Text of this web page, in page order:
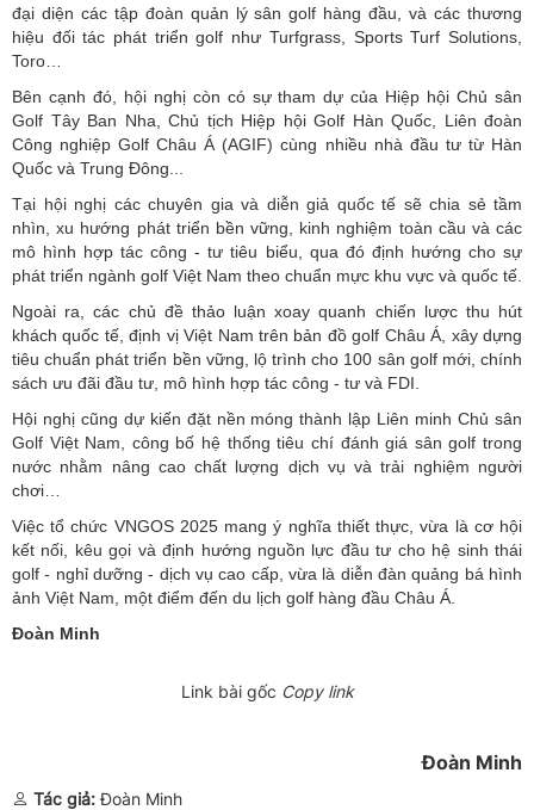
đại diện các tập đoàn quản lý sân golf hàng đầu, và các thương
hiệu đối tác phát triển golf như Turfgrass, Sports Turf Solutions,
Toro…
Bên cạnh đó, hội nghị còn có sự tham dự của Hiệp hội Chủ sân
Golf Tây Ban Nha, Chủ tịch Hiệp hội Golf Hàn Quốc, Liên đoàn
Công nghiệp Golf Châu Á (AGIF) cùng nhiều nhà đầu tư từ Hàn
Quốc và Trung Đông...
Tại hội nghị các chuyên gia và diễn giả quốc tế sẽ chia sẻ tầm
nhìn, xu hướng phát triển bền vững, kinh nghiệm toàn cầu và các
mô hình hợp tác công - tư tiêu biểu, qua đó định hướng cho sự
phát triển ngành golf Việt Nam theo chuẩn mực khu vực và quốc tế.
Ngoài ra, các chủ đề thảo luận xoay quanh chiến lược thu hút
khách quốc tế, định vị Việt Nam trên bản đồ golf Châu Á, xây dựng
tiêu chuẩn phát triển bền vững, lộ trình cho 100 sân golf mới, chính
sách ưu đãi đầu tư, mô hình hợp tác công - tư và FDI.
Hội nghị cũng dự kiến đặt nền móng thành lập Liên minh Chủ sân
Golf Việt Nam, công bố hệ thống tiêu chí đánh giá sân golf trong
nước nhằm nâng cao chất lượng dịch vụ và trải nghiệm người
chơi…
Việc tổ chức VNGOS 2025 mang ý nghĩa thiết thực, vừa là cơ hội
kết nối, kêu gọi và định hướng nguồn lực đầu tư cho hệ sinh thái
golf - nghỉ dưỡng - dịch vụ cao cấp, vừa là diễn đàn quảng bá hình
ảnh Việt Nam, một điểm đến du lịch golf hàng đầu Châu Á.
Đoàn Minh
Link bài gốc Copy link
Đoàn Minh
Tác giả:Đoàn Minh